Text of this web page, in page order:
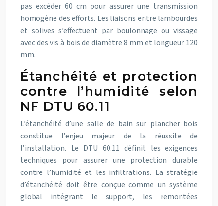
pas excéder 60 cm pour assurer une transmission
homogène des efforts. Les liaisons entre lambourdes
et solives s’effectuent par boulonnage ou vissage
avec des vis à bois de diamètre 8 mm et longueur 120
mm.
Étanchéité et protection
contre l’humidité selon
NF DTU 60.11
L’étanchéité d’une salle de bain sur plancher bois
constitue l’enjeu majeur de la réussite de
l’installation. Le DTU 60.11 définit les exigences
techniques pour assurer une protection durable
contre l’humidité et les infiltrations. La stratégie
d’étanchéité doit être conçue comme un système
global intégrant le support, les remontées